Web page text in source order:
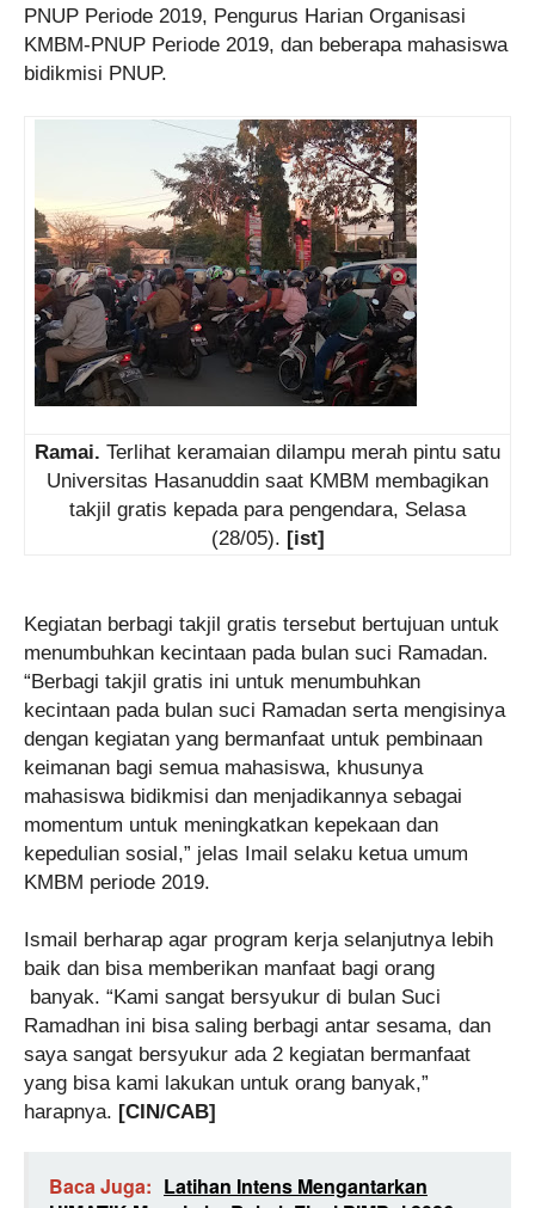
PNUP Periode 2019, Pengurus Harian Organisasi
KMBM-PNUP Periode 2019, dan beberapa mahasiswa
bidikmisi PNUP.
Ramai. Terlihat keramaian dilampu merah pintu satu
Universitas Hasanuddin saat KMBM membagikan
takjil gratis kepada para pengendara, Selasa
(28/05). [ist]
Kegiatan berbagi takjil gratis tersebut bertujuan untuk
menumbuhkan kecintaan pada bulan suci Ramadan.
“Berbagi takjil gratis ini untuk menumbuhkan
kecintaan pada bulan suci Ramadan serta mengisinya
dengan kegiatan yang bermanfaat untuk pembinaan
keimanan bagi semua mahasiswa, khusunya
mahasiswa bidikmisi dan menjadikannya sebagai
momentum untuk meningkatkan kepekaan dan
kepedulian sosial,” jelas Imail selaku ketua umum
KMBM periode 2019.
Ismail berharap agar program kerja selanjutnya lebih
baik dan bisa memberikan manfaat bagi orang
banyak. “Kami sangat bersyukur di bulan Suci
Ramadhan ini bisa saling berbagi antar sesama, dan
saya sangat bersyukur ada 2 kegiatan bermanfaat
yang bisa kami lakukan untuk orang banyak,”
harapnya. [CIN/CAB]
Baca Juga: Latihan Intens Mengantarkan